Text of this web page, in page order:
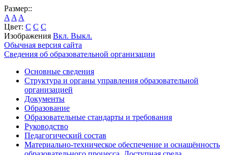
Размер::
A A A
Цвет: C C C
Изображения Вкл. Выкл.
Обычная версия сайта
Сведения об образовательной организации
Основные сведения
Структура и органы управления образовательной
организацией
Документы
Образование
Образовательные стандарты и требования
Руководство
Педагогический состав
Материально-техническое обеспечение и оснащённость